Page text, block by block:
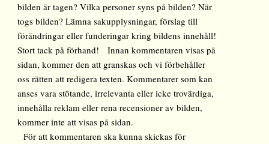
bilden är tagen? Vilka personer syns på bilden? När
togs bilden? Lämna sakupplysningar, förslag till
förändringar eller funderingar kring bildens innehåll!
Stort tack på förhand! Innan kommentaren visas på
sidan, kommer den att granskas och vi förbehåller
oss rätten att redigera texten. Kommentarer som kan
anses vara stötande, irrelevanta eller icke trovärdiga,
innehålla reklam eller rena recensioner av bilden,
kommer inte att visas på sidan.
För att kommentaren ska kunna skickas för